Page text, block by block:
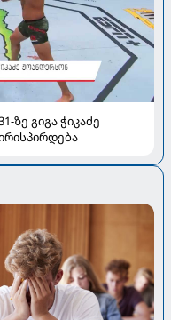
ზე გიგა ჭიკაძე